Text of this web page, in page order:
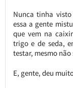
Nunca tinha
essa a gente
que vem na
trigo e de seda,
testar, mesmo
E, gente, deu